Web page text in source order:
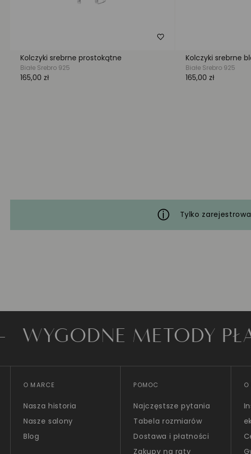
Tylko
METODY
O MARCE
Nasza historia
Nasze salony
Blog
POMOC
Najczęstsze pytania
Tabela rozmiarów
Dostawa i płatności
Zakupy na raty
O